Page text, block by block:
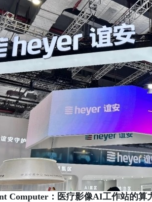
Computer：医疗影像AI工作站的算